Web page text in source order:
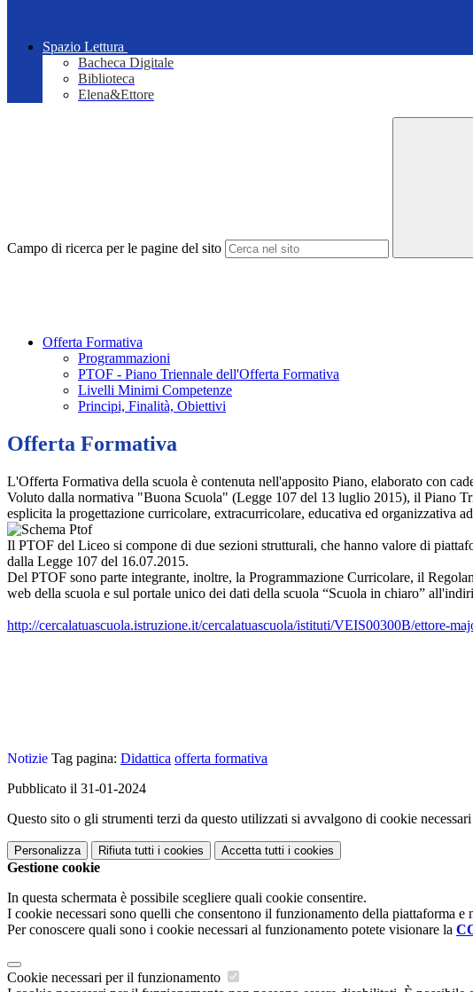
Spazio Lettura
Bacheca Digitale
Biblioteca
Elena&Ettore
Campo di ricerca per le pagine del sito
Offerta Formativa
Programmazioni
PTOF - Piano Triennale dell'Offerta Formativa
Livelli Minimi Competenze
Principi, Finalità, Obiettivi
Offerta Formativa
L'Offerta Formativa della scuola è contenuta nell'apposito Piano, elaborato con
Voluto dalla normativa "Buona Scuola" (Legge 107 del 13 luglio 2015), il Piano
esplicita la progettazione curricolare, extracurricolare, educativa ed organizzativa
Il PTOF del Liceo si compone di due sezioni strutturali, che hanno valore di
dalla Legge 107 del 16.07.2015.
Del PTOF sono parte integrante, inoltre, la Programmazione Curricolare, il
web della scuola e sul portale unico dei dati della scuola “Scuola in chiaro”
http://cercalatuascuola.istruzione.it/cercalatuascuola/istituti/VEIS00300B/ettore-
Notizie Tag pagina: Didattica offerta formativa
Pubblicato il 31-01-2024
Questo sito o gli strumenti terzi da questo utilizzati si avvalgono di cookie
Personalizza Rifiuta tutti i cookies Accetta tutti i cookies
Gestione cookie
In questa schermata è possibile scegliere quali cookie consentire.
I cookie necessari sono quelli che consentono il funzionamento della piattaforma e
Per conoscere quali sono i cookie necessari al funzionamento potete visionare la
Cookie necessari per il funzionamento